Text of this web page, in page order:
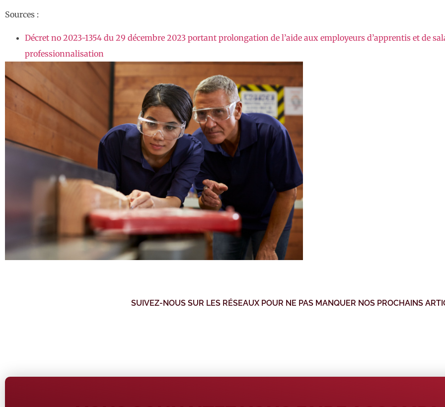
Sources :
Décret no 2023-1354 du 29 décembre 2023 portant prolongation de l’aide aux employeurs d’apprentis et de
professionnalisation
SUIVEZ-NOUS SUR LES RÉSEAUX POUR NE PAS MANQUER NOS PROCHAINS